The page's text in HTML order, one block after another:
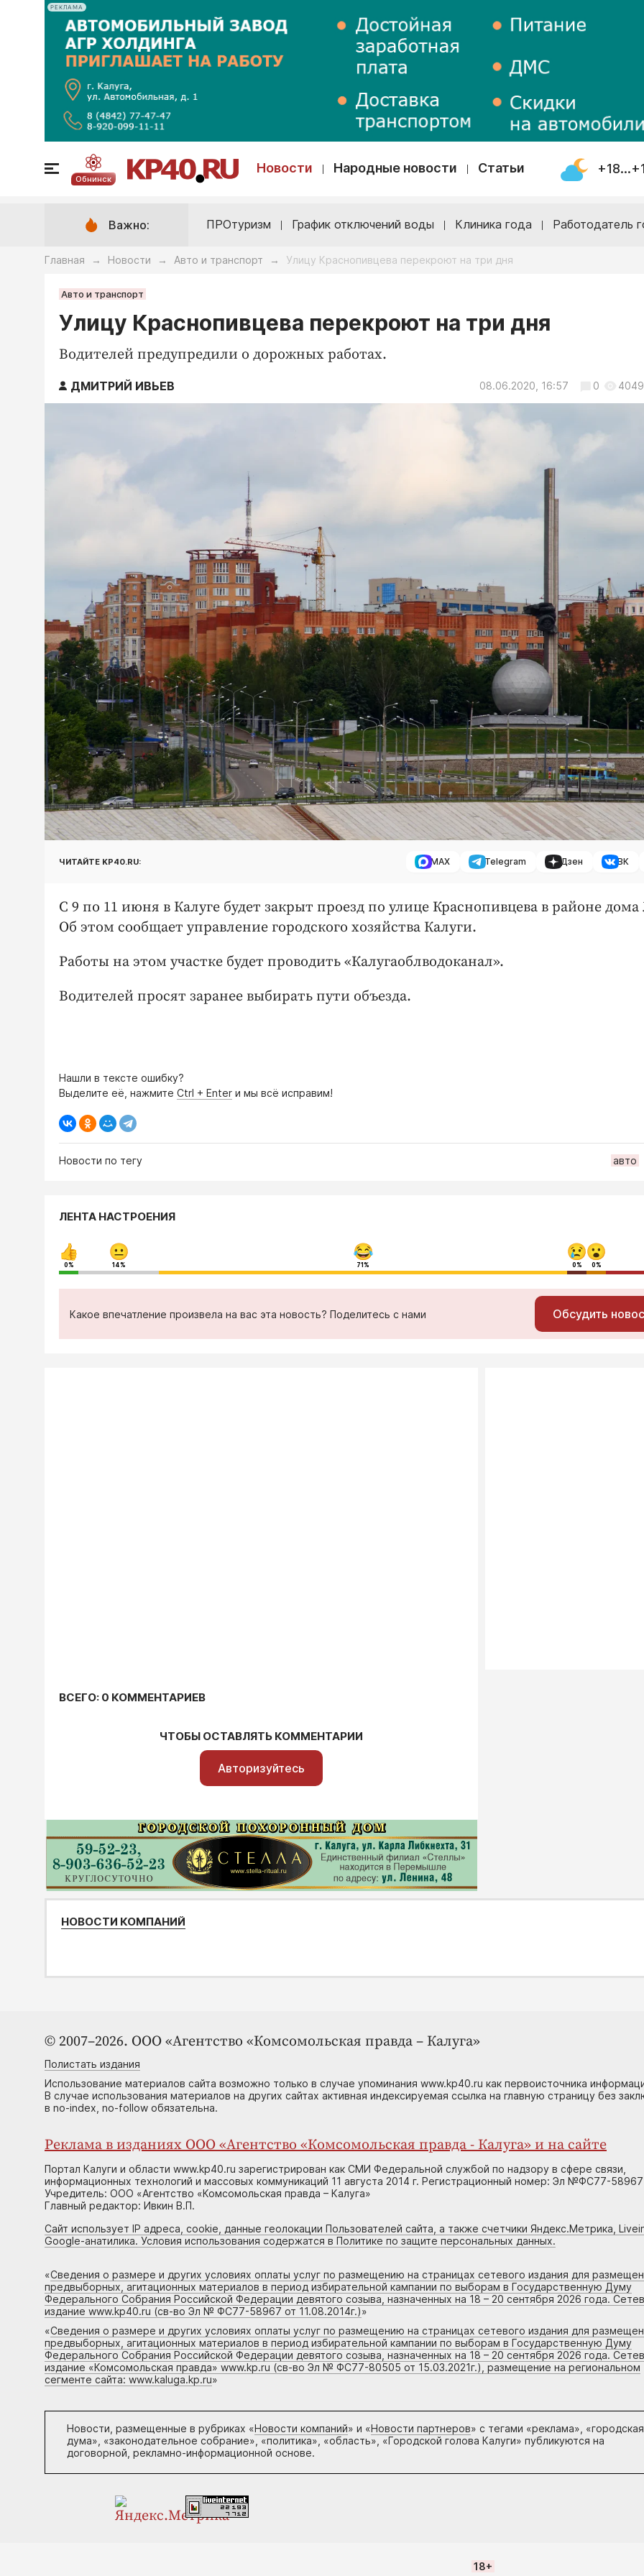
РЕКЛАМА
Обнинск
Новости Народные новости Статьи
Важно: ПРОтуризм График отключений воды Клиника года Работодатель
Главная → Новости → Авто и транспорт → Улицу Краснопивцева перекроют на три дня
Авто и транспорт
Улицу Краснопивцева перекроют на три дня
Водителей предупредили о дорожных работах.
ДМИТРИЙ ИВЬЕВ 08.06.2020, 16:57 0 4049
ЧИТАЙТЕ KP40.RU: MAX Telegram Дзен ВК
С 9 по 11 июня в Калуге будет закрыт проезд по улице Краснопивцева в районе
Об этом сообщает управление городского хозяйства Калуги.
Работы на этом участке будет проводить «Калугаоблводоканал».
Водителей просят заранее выбирать пути объезда.
Нашли в тексте ошибку?
Выделите её, нажмите Ctrl + Enter и мы всё исправим!
Новости по тегу авто
ЛЕНТА НАСТРОЕНИЯ
0% 14% 71% 0% 0%
Какое впечатление произвела на вас эта новость? Поделитесь с нами Обсудить
ВСЕГО: 0 КОММЕНТАРИЕВ
ЧТОБЫ ОСТАВЛЯТЬ КОММЕНТАРИИ
Авторизуйтесь
НОВОСТИ КОМПАНИЙ
© 2007–2026. ООО «Агентство «Комсомольская правда – Калуга»
Полистать издания
Использование материалов сайта возможно только в случае упоминания www.kp40.ru как первоисточника
В случае использования материалов на других сайтах активная индексируемая ссылка на главную страницу без
в no-index, no-follow обязательна.
Реклама в изданиях ООО «Агентство «Комсомольская правда - Калуга» и на сайте
Портал Калуги и области www.kp40.ru зарегистрирован как СМИ Федеральной службой по надзору в сфере связи,
информационных технологий и массовых коммуникаций 11 августа 2014 г. Регистрационный номер: Эл №ФС77-58967
Учредитель: ООО «Агентство «Комсомольская правда – Калуга»
Главный редактор: Ивкин В.П.
Сайт использует IP адреса, cookie, данные геолокации Пользователей сайта, а также счетчики Яндекс.Метрика,
Google-анатилика. Условия использования содержатся в Политике по защите персональных данных.
«Сведения о размере и других условиях оплаты услуг по размещению на страницах сетевого издания для
предвыборных, агитационных материалов в период избирательной кампании по выборам в Государственную Думу
Федерального Собрания Российской Федерации девятого созыва, назначенных на 18 – 20 сентября 2026 года.
издание www.kp40.ru (св-во Эл № ФС77-58967 от 11.08.2014г.)»
«Сведения о размере и других условиях оплаты услуг по размещению на страницах сетевого издания для
предвыборных, агитационных материалов в период избирательной кампании по выборам в Государственную Думу
Федерального Собрания Российской Федерации девятого созыва, назначенных на 18 – 20 сентября 2026 года.
издание «Комсомольская правда» www.kp.ru (св-во Эл № ФС77-80505 от 15.03.2021г.), размещение на региональном
сегменте сайта: www.kaluga.kp.ru»
Новости, размещенные в рубриках «Новости компаний» и «Новости партнеров» с тегами «реклама», «городская
дума», «законодательное собрание», «политика», «область», «Городской голова Калуги» публикуются на
договорной, рекламно-информационной основе.
18+